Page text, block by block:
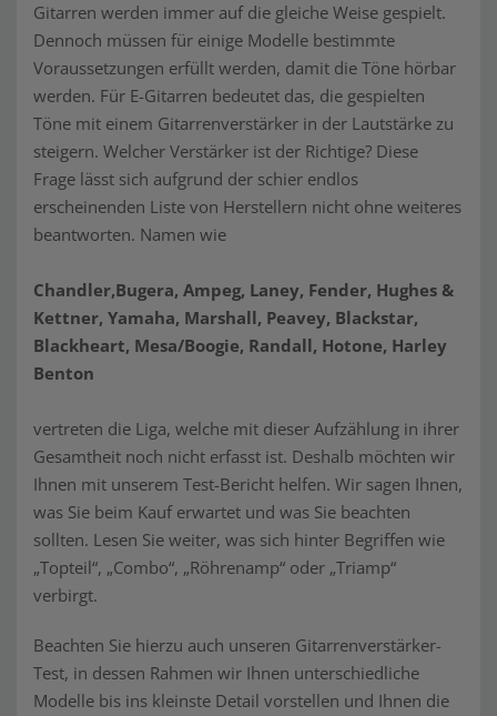
Gitarren werden immer auf die gleiche Weise gespielt.
Dennoch müssen für einige Modelle bestimmte
Voraussetzungen erfüllt werden, damit die Töne hörbar
werden. Für E-Gitarren bedeutet das, die gespielten
Töne mit einem Gitarrenverstärker in der Lautstärke zu
steigern. Welcher Verstärker ist der Richtige? Diese
Frage lässt sich aufgrund der schier endlos
erscheinenden Liste von Herstellern nicht ohne weiteres
beantworten. Namen wie
Chandler,Bugera, Ampeg, Laney, Fender, Hughes &
Kettner, Yamaha, Marshall, Peavey, Blackstar,
Blackheart, Mesa/Boogie, Randall, Hotone, Harley
Benton
vertreten die Liga, welche mit dieser Aufzählung in ihrer
Gesamtheit noch nicht erfasst ist. Deshalb möchten wir
Ihnen mit unserem Test-Bericht helfen. Wir sagen Ihnen,
was Sie beim Kauf erwartet und was Sie beachten
sollten. Lesen Sie weiter, was sich hinter Begriffen wie
„Topteil“, „Combo“, „Röhrenamp“ oder „Triamp“
verbirgt.
Beachten Sie hierzu auch unseren Gitarrenverstärker-
Test, in dessen Rahmen wir Ihnen unterschiedliche
Modelle bis ins kleinste Detail vorstellen und Ihnen die